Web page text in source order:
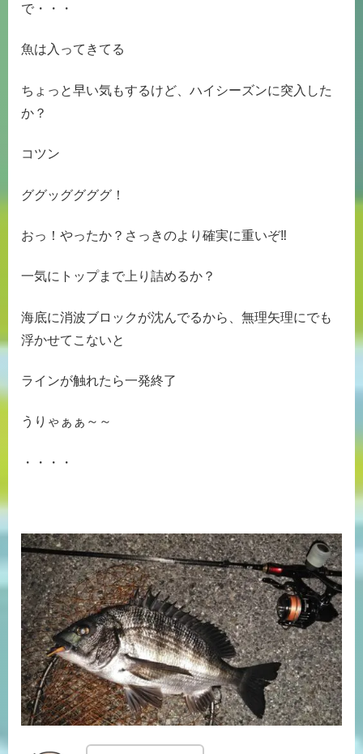
で・・・
魚は入ってきてる
ちょっと早い気もするけど、ハイシーズンに突入した
か？
コツン
ググッググググ！
おっ！やったか？さっきのより確実に重いぞ‼
一気にトップまで上り詰めるか？
海底に消波ブロックが沈んでるから、無理矢理にでも
浮かせてこないと
ラインが触れたら一発終了
うりゃぁぁ～～
・・・・